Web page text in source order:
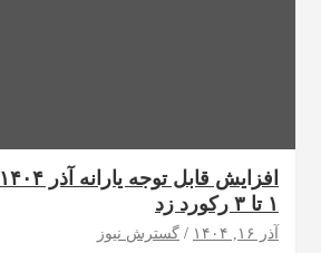
۱ تا ۳ رکورد زد
آذر ۱۶, ۱۴۰۴ گسترش نیوز